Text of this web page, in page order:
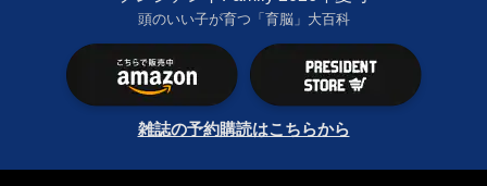
頭のいい子が育つ「育脳」大百科
雑誌の予約購読はこちらから